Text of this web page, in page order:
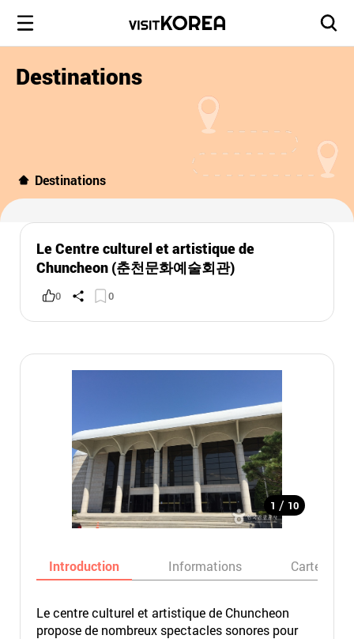
Destinations
Destinations
Le Centre culturel et artistique de
Chuncheon (춘천문화예술회관)
0 0
1 / 10
Introduction Informations Carte
Le centre culturel et artistique de Chuncheon
propose de nombreux spectacles sonores pour